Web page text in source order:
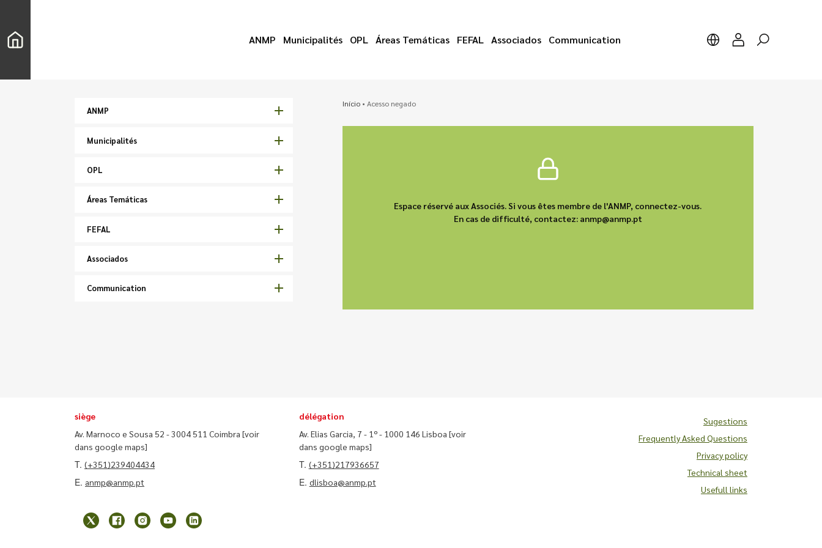
ANMP Municipalités OPL Áreas Temáticas FEFAL Associados Communication
ANMP
Municipalités
OPL
Áreas Temáticas
FEFAL
Associados
Communication
Início• Acesso negado
Espace réservé aux Associés. Si vous êtes membre de l'ANMP, connectez-vous.
En cas de difficulté, contactez: anmp@anmp.pt
siège
Av. Marnoco e Sousa 52 - 3004 511 Coimbra [voir
dans google maps]
T. (+351)239404434
E. anmp@anmp.pt
délégation
Av. Elias Garcia, 7 - 1º - 1000 146 Lisboa [voir
dans google maps]
T. (+351)217936657
E. dlisboa@anmp.pt
Sugestions
Frequently Asked Questions
Privacy policy
Technical sheet
Usefull links